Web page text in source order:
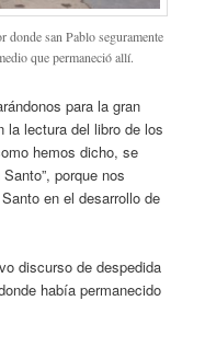
donde san Pablo seguramente
que permaneció allí.
para la gran
la lectura del libro de los
hemos dicho, se
porque nos
en el desarrollo de
discurso de despedida
había permanecido